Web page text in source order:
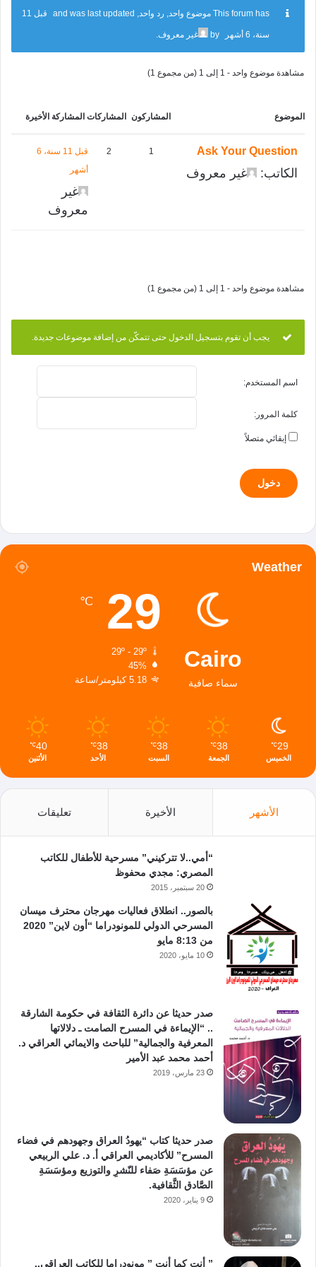
This forum has موضوع واحد, رد واحد, and was last updated قبل 11
سنة، 6 أشهر غير معروف
مشاهدة موضوع واحد - 1 إلى 1 (من مجموع 1)
الموضوع المشاركون المشاركات المشاركة الأخيرة
Ask Your Question
الكاتب: غير معروف
1
2
قبل 11 سنة، 6
أشهر
غير
معروف
مشاهدة موضوع واحد - 1 إلى 1 (من مجموع 1)
يجب أن تقوم بتسجيل الدخول حتى تتمكّن من إضافة موضوعات جديدة.
اسم المستخدم:
كلمة المرور:
إبقائي متصلاً
دخول
Weather
Cairo
سماء صافية
29
℃
29º - 29º
45%
5.18 كيلومتر/ساعة
29
℃
الخميس
38
℃
الجمعة
38
℃
السبت
38
℃
الأحد
40
℃
الأثنين
الأشهر الأخيرة تعليقات
“أمي..لا تتركيني” مسرحية للأطفال للكاتب
المصري: مجدي محفوظ
20 سبتمبر، 2015
بالصور.. انطلاق فعاليات مهرجان محترف ميسان
المسرحي الدولي للمونودراما “أون لاين” 2020
من 8:13 مايو
10 مايو، 2020
صدر حديثا عن دائرة الثقافة في حكومة الشارقة
.. “الإيماءة في المسرح الصامت ـ دلالاتها
المعرفية والجمالية” للباحث والايمائي العراقي د.
أحمد محمد عبد الأمير
23 مارس، 2019
صدر حديثا كتاب “يهودُ العراق وجهودهم في فضاء
المسرح” للأكاديمي العراقي أ. د. علي الربيعي
عن مؤسَسَةِ صَفاء للنّشرِ والتوزيع ومؤسَسَةِ
الصَّادق الثَّقافية.
9 يناير، 2020
” أنت كما أنت ” مونودراما للكاتب العراقي..